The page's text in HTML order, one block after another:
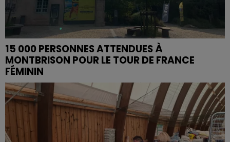
15 000 PERSONNES ATTENDUES À
MONTBRISON POUR LE TOUR DE FRANCE
FÉMININ